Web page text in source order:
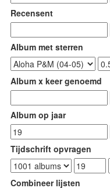
Recensent
Album met sterren
Album x keer genoemd
Album op jaar
Tijdschrift opvragen
Combineer lijsten